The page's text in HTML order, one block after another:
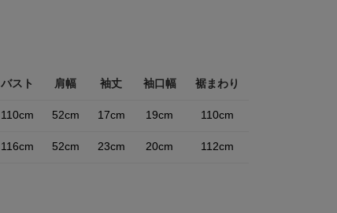
バスト 肩幅 袖丈 袖口幅 裾まわり
110cm 52cm 17cm 19cm 110cm
116cm 52cm 23cm 20cm 112cm